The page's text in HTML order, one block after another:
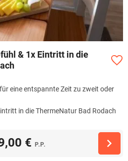
& 1x Eintritt in die
eine entspannte Zeit zu zweit oder
in die ThermeNatur Bad Rodach
€ P.P.